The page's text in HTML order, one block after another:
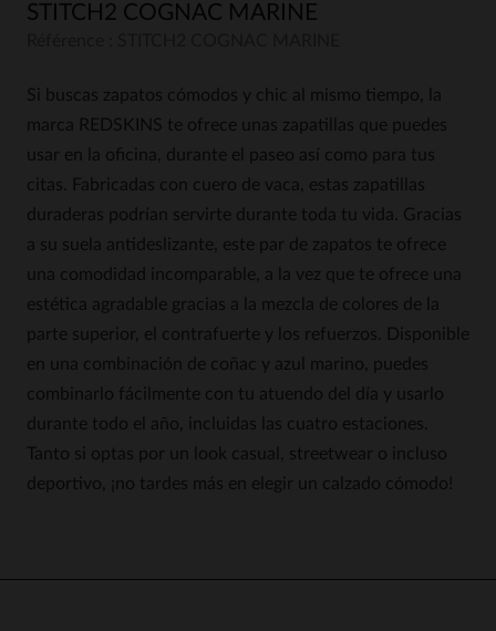
STITCH2 COGNAC MARINE
Si buscas zapatos cómodos y chic al mismo tiempo, la
marca REDSKINS te ofrece unas zapatillas que puedes
usar en la oficina, durante el paseo así como para tus
citas. Fabricadas con cuero de vaca, estas zapatillas
duraderas podrían servirte durante toda tu vida. Gracias
a su suela antideslizante, este par de zapatos te ofrece
una comodidad incomparable, a la vez que te ofrece una
estética agradable gracias a la mezcla de colores de la
parte superior, el contrafuerte y los refuerzos. Disponible
en una combinación de coñac y azul marino, puedes
combinarlo fácilmente con tu atuendo del día y usarlo
durante todo el año, incluidas las cuatro estaciones.
Tanto si optas por un look casual, streetwear o incluso
deportivo, ¡no tardes más en elegir un calzado cómodo!